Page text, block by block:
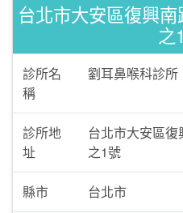
台北市大安區復興
之
診所名
稱
劉耳鼻喉科診所
診所地
址
台北市大安區
之1號
縣市 台北市